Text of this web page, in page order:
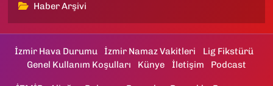
Haber Arşivi
İzmir Hava Durumu İzmir Namaz Vakitleri
Lig Fikstürü
Genel Kullanım Koşulları
Künye İletişim Podcast